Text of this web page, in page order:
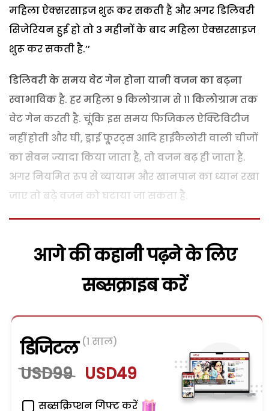
महिला ऐक्सरसाइज शुरू कर सकती है और अगर डिलिवरी
सिजेरियन हुई हो तो 3 महीनों के बाद महिला ऐक्सरसाइज
शुरू कर सकती है.’’
डिलिवरी के समय वेट गेन होना यानी वजन का बढ़ना
स्वाभाविक है. हर महिला 9 किलोग्राम से 11 किलोग्राम तक
वेट गेन करती है. चूंकि इस समय फिजिकल ऐक्टिविटीज
नहीं होती और घी, ड्राई फू्रट्स आदि हाईकैलोरी वाली चीजों
का सेवन ज्यादा किया जाता है, तो वजन बढ़ ही जाता है.
अगर नियमित रूप से व्यायाम और खानपान का ध्यान रखा
जाए तो बढ़े वजन को घटाया जा सकता है.
आगे की कहानी पढ़ने के लिए
सब्सक्राइब करें
डिजिटल (1 साल)
USD99 USD49
सब्सक्रिप्शन गिफ्ट करें